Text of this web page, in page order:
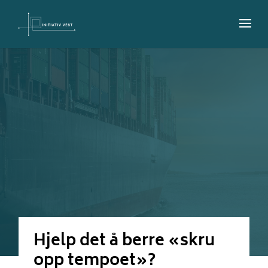
Hjelp det å berre «skru
opp tempoet»?